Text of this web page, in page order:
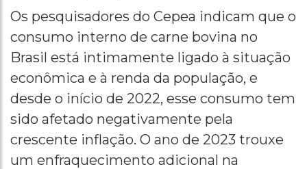
Os pesquisadores do Cepea indicam que o
consumo interno de carne bovina no
Brasil está intimamente ligado à situação
econômica e à renda da população, e
desde o início de 2022, esse consumo tem
sido afetado negativamente pela
crescente inflação. O ano de 2023 trouxe
um enfraquecimento adicional na